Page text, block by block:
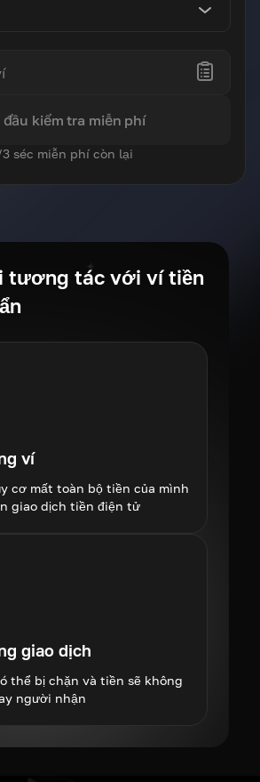
đầu kiểm tra miễn phí
séc miễn phí còn lại
tương tác với ví tiền
ví
cơ mất toàn bộ tiền của mình
giao dịch tiền điện tử
giao dịch
thể bị chặn và tiền sẽ không
người nhận